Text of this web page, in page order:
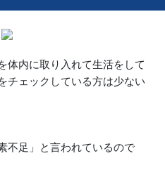
体内に取り入れて生活をして
チェックしている方は少ない
不足」と言われているので